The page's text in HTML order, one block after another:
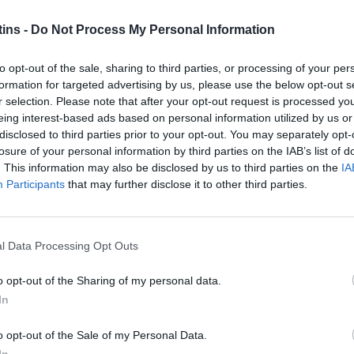
- Do Not Process My Personal Information
opt-out of the sale, sharing to third parties, or processing of your
for targeted advertising by us, please use the below opt-out
selection. Please note that after your opt-out request is processed
interest-based ads based on personal information utilized by us
to third parties prior to your opt-out. You may separately
of your personal information by third parties on the IAB’s list of
This information may also be disclosed by us to third parties on the
Participants that may further disclose it to other third parties.
Data Processing Opt Outs
opt-out of the Sharing of my personal data.
opt-out of the Sale of my Personal Data.
21 DE MARÇO DE 2027
NACIONAL DA 3ª DIVISÃO - ZONA SUL “B”
CD Boliqueime
07 DE MARÇO DE 2027
NACIONAL DA 3ª DIVISÃO - ZONA SUL “B”
Sesimbra